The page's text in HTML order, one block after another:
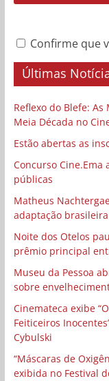
Confirme que
Últimas
Reflexo do Blefe:
Meia Década no
Estão abertas as
Concurso Cine.Ema
públicas
Matheus
adaptação
Noite dos Otelos
prêmio principal
Museu da Pessoa
sobre
Cinemateca exibe
Feiticeiros
Cybulski
“Máscaras de
exibida no Festival